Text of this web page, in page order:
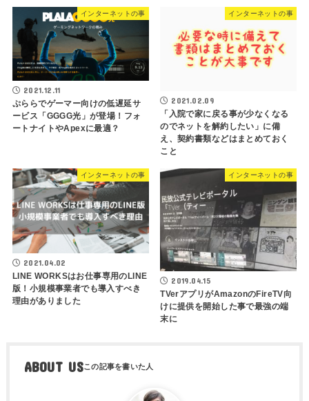
インターネットの事
2021.12.11
ぷららでゲーマー向けの低遅延サ
ービス「GGGG光」が登場！フォ
ートナイトやApexに最適？
インターネットの事
2021.02.09
「入院で家に戻る事が少なくなる
のでネットを解約したい」に備
え、契約書類などはまとめておく
こと
インターネットの事
2021.04.02
LINE WORKSはお仕事専用のLINE
版！小規模事業者でも導入すべき
理由がありました
インターネットの事
2019.04.15
TVerアプリがAmazonのFireTV向
けに提供を開始した事で最強の端
末に
ABOUT US